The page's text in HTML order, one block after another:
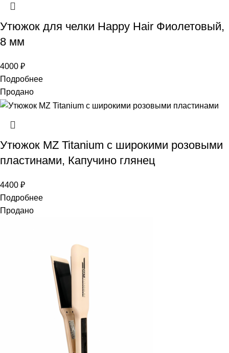
Утюжок для челки Happy Hair Фиолетовый,
8 мм
4000 ₽
Подробнее
Продано
Утюжок MZ Titanium с широкими розовыми
пластинами, Капучино глянец
4400 ₽
Подробнее
Продано